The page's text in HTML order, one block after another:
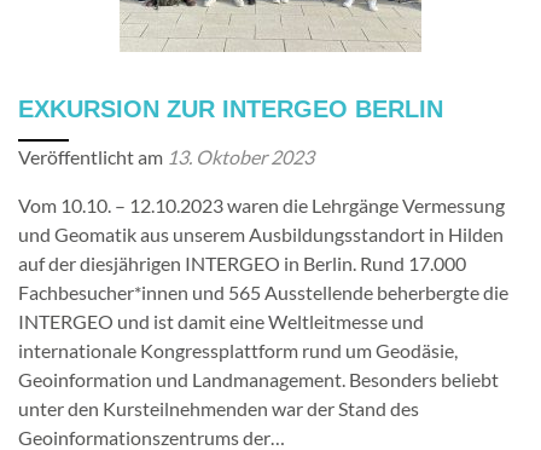
EXKURSION ZUR INTERGEO BERLIN
Veröffentlicht am 13. Oktober 2023
Vom 10.10. – 12.10.2023 waren die Lehrgänge Vermessung
und Geomatik aus unserem Ausbildungsstandort in Hilden
auf der diesjährigen INTERGEO in Berlin. Rund 17.000
Fachbesucher*innen und 565 Ausstellende beherbergte die
INTERGEO und ist damit eine Weltleitmesse und
internationale Kongressplattform rund um Geodäsie,
Geoinformation und Landmanagement. Besonders beliebt
unter den Kursteilnehmenden war der Stand des
Geoinformationszentrums der…